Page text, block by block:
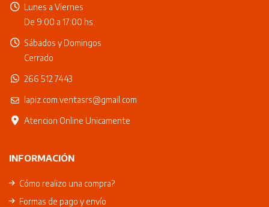
Lunes a Viernes
De 9:00 a 17:00 hs.
Sábados y Domingos
Cerrado
266 512 7443
lapiz.com.ventasrs@gmail.com
Atencion Online Unicamente
INFORMACIÓN
Cómo realizo una compra?
Formas de pago y envío